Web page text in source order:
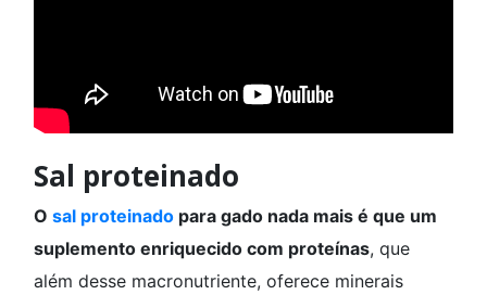
Sal proteinado
O sal proteinado para gado nada mais é que um
suplemento enriquecido com proteínas, que
além desse macronutriente, oferece minerais